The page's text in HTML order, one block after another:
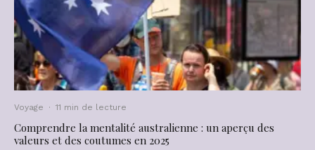
Voyage · 11 min de lecture
Comprendre la mentalité australienne : un aperçu des
valeurs et des coutumes en 2025